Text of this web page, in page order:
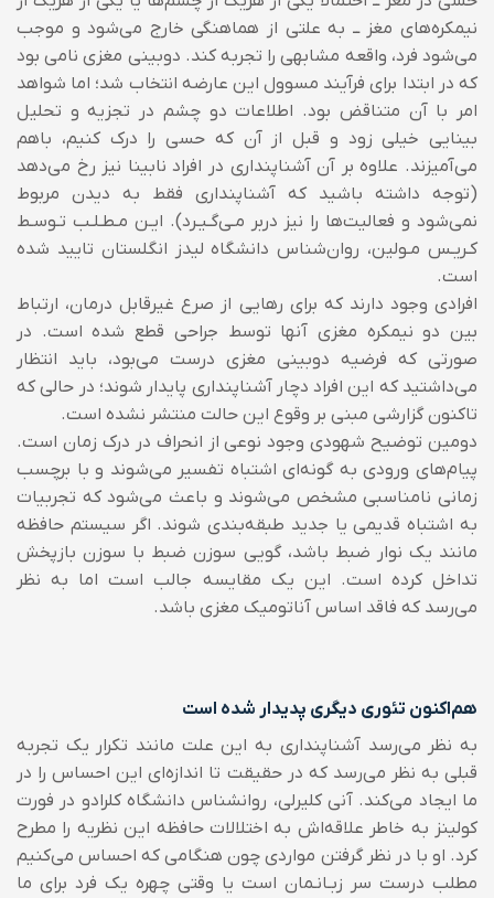
نیمکره‌های مغز ــ به علتی از هماهنگی خارج می‌شود و موجب
می‌شود فرد، واقعه مشابهی را تجربه کند. دوبینی مغزی نامی بود
که در ابتدا برای فرآیند مسوول این عارضه انتخاب شد؛ اما شواهد
امر با آن متناقض بود. اطلاعات دو چشم در تجزیه و تحلیل
بینایی خیلی زود و قبل از آن که حسی را درک کنیم، باهم
می‌آمیزند. علاوه بر آن آشناپنداری در افراد نابینا نیز رخ می‌دهد
(توجه داشته باشید که آشناپنداری فقط به دیدن مربوط
نمی‌شود و فعالیت‌ها را نیز دربر مـی‌گـیـرد)‌. ایـن مـطـلـب تـوسـط
کـریـس مـولین، روان‌شناس دانشگاه لیدز انگلستان تایید شده
است.
افرادی وجود دارند که برای رهایی از صرع غیرقابل درمان، ارتباط
بین دو نیمکره مغزی آنها توسط جراحی قطع شده است. در
صورتی که فرضیه دوبینی مغزی درست می‌بود، باید انتظار
می‌داشتید که این افراد دچار آشناپنداری پایدار شوند؛ در حالی که
تاکنون گزارشی مبنی بر وقوع این حالت منتشر نشده است.
دومین توضیح شهودی وجود نوعی از انحراف در درک زمان است.
پیام‌های ورودی به گونه‌ای اشتباه تفسیر می‌شوند و با برچسب
زمانی نامناسبی مشخص می‌شوند و باعث می‌شود که تجربیات
به اشتباه قدیمی یا جدید طبقه‌بندی شوند. اگر سیستم حافظه
مانند یک نوار ضبط باشد، گویی سوزن ضبط با سوزن بازپخش
تداخل کرده است. این یک مقایسه جالب است اما به نظر
می‌رسد که فاقد اساس آناتومیک مغزی باشد.
هم‌اکنون تئوری دیگری پدیدار شده است
به نظر می‌رسد آشناپنداری به این علت مانند تکرار یک تجربه
قبلی به نظر می‌رسد که در حقیقت تا اندازه‌ای این احساس را در
ما ایجاد می‌کند. ‌آنی کلیرلی، روانشناس دانشگاه کلرادو در فورت
کولینز به خاطر علاقه‌اش به اختلالات حافظه این نظریه را مطرح
کرد. او با در نظر گرفتن مواردی چون هنگامی که احساس می‌کنیم
مطلب درست سر زبـانـمان است یا وقتی چهره یک فرد برای ما